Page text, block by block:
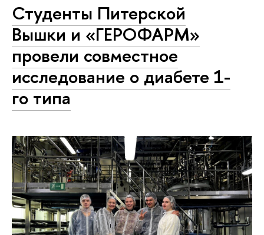
Студенты Питерской
Вышки и «ГЕРОФАРМ»
провели совместное
исследование о диабете 1-
го типа